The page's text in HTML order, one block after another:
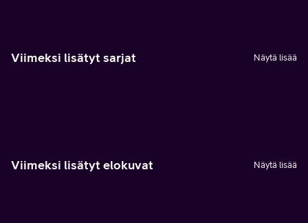
Viimeksi lisätyt sarjat Näytä lisää
Viimeksi lisätyt elokuvat Näytä lisää